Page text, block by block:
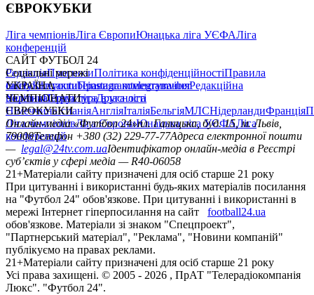
ЄВРОКУБКИ
Ліга чемпіонівЛіга ЄвропиЮнацька ліга УЄФАЛіга
конференцій
САЙТ ФУТБОЛ 24
РедакціяПрогнозиПолітика конфіденційностіПравила
сайтуКонтактиПравила коментуванняРедакційна
політикаСтруктура власності
Соціальні мережі
facebookxyoutubeinstagramtelegramviber
УКРАЇНА
УкраїнаПерша лігаДруга ліга
ЧЕМПІОНАТИ
НімеччинаІспаніяАнгліяІталіяБельгіяМЛСНідерландиФранція
ЄВРОКУБКИ
Ліга чемпіонівЛіга ЄвропиЮнацька ліга УЄФАЛіга
конференцій
Онлайн-медіа «Футбол 24»пл. Галицька, буд. 15, м. Львів,
79008Телефон +380 (32) 229-77-77Адреса електронної пошти
— legal@24tv.com.uaІдентифікатор онлайн-медіа в Реєстрі
суб’єктів у сфері медіа — R40-06058
21+Матеріали сайту призначені для осіб старше 21 року
При цитуванні і використанні будь-яких матеріалів посилання
на "Футбол 24" обов'язкове. При цитуванні і використанні в
мережі Інтернет гіперпосилання на сайт
football24.ua
обов'язкове. Матеріали зі знаком "Спецпроект",
"Партнерський матеріал", "Реклама", "Новини компаній"
публікуємо на правах реклами.
21+Матеріали сайту призначені для осіб старше 21 року
Усi права захищенi. © 2005 - 2026 , ПрАТ "Телерадіокомпанія
Люкс". "Футбол 24".